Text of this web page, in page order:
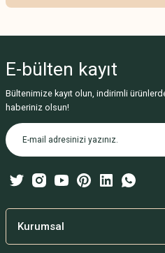
Görüş ve önerileriniz için teşekkür
Ürün resmi kalitesiz, bozuk veya
Ürün açıklamasında eksik bilgiler
Ürün bilgilerinde hatalar bulunuyor.
Bu ürüne benzer farklı alternatifler
E-bülten kayıt
Bültenimize kayıt olun, indirimli
haberiniz olsun!
Kurumsal